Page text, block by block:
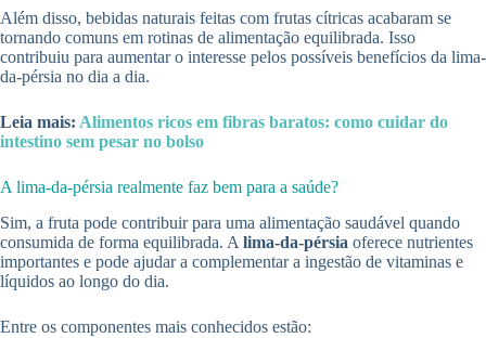
Além disso, bebidas naturais feitas com frutas cítricas acabaram se
tornando comuns em rotinas de alimentação equilibrada. Isso
contribuiu para aumentar o interesse pelos possíveis benefícios da lima-
da-pérsia no dia a dia.
Leia mais: Alimentos ricos em fibras baratos: como cuidar do
intestino sem pesar no bolso
A lima-da-pérsia realmente faz bem para a saúde?
Sim, a fruta pode contribuir para uma alimentação saudável quando
consumida de forma equilibrada. A lima-da-pérsia oferece nutrientes
importantes e pode ajudar a complementar a ingestão de vitaminas e
líquidos ao longo do dia.
Entre os componentes mais conhecidos estão: